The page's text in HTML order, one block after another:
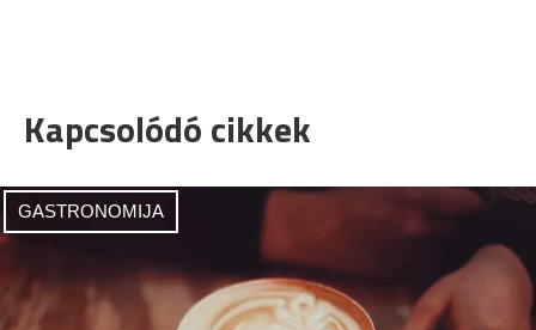
Kapcsolódó cikkek
GASTRONOMIJA